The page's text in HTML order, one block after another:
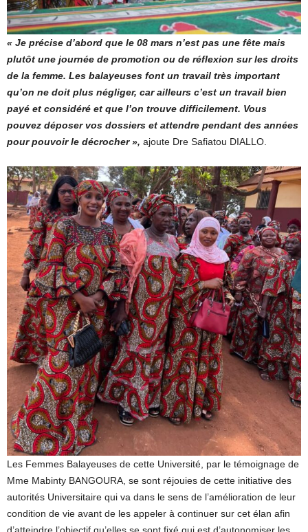
« Je précise d’abord que le 08 mars n’est pas une fête mais
plutôt une journée de promotion ou de réflexion sur les droits
de la femme. Les balayeuses font un travail très important
qu’on ne doit plus négliger, car ailleurs c’est un travail bien
payé et considéré et que l’on trouve difficilement. Vous
pouvez déposer vos dossiers et attendre pendant des années
pour pouvoir le décrocher », ajoute Dre Safiatou DIALLO.
Les Femmes Balayeuses de cette Université, par le témoignage de
Mme Mabinty BANGOURA, se sont réjouies de cette initiative des
autorités Universitaire qui va dans le sens de l’amélioration de leur
condition de vie avant de les appeler à continuer sur cet élan afin